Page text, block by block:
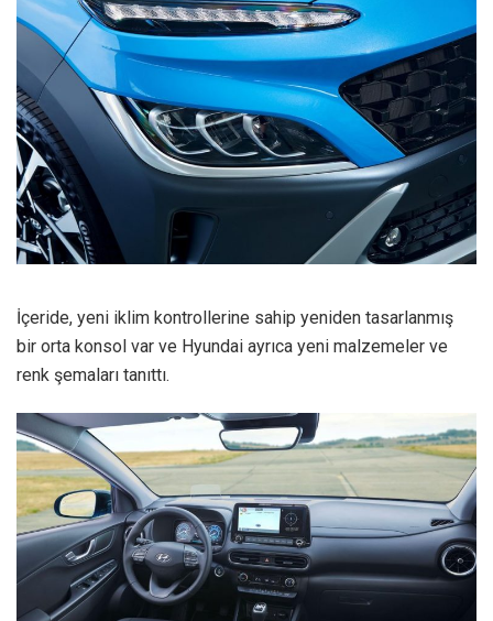
İçeride, yeni iklim kontrollerine sahip yeniden tasarlanmış
bir orta konsol var ve Hyundai ayrıca yeni malzemeler ve
renk şemaları tanıttı.